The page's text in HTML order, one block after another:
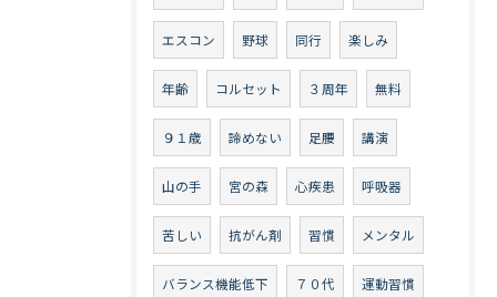
エスコン 野球 同行 楽しみ
年齢 コルセット ３周年 無料
９１歳 諦めない 足腰 講演
山の手 宮の森 心疾患 呼吸器
苦しい 抗がん剤 習慣 メンタル
バランス機能低下 ７０代 運動習慣